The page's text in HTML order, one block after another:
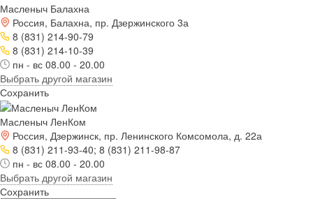
Масленыч Балахна
Россия, Балахна, пр. Дзержинского 3а
8 (831) 214-90-79
8 (831) 214-10-39
пн - вс 08.00 - 20.00
Выбрать другой магазин
Сохранить
Масленыч ЛенКом
Россия, Дзержинск, пр. Ленинского Комсомола, д. 22а
8 (831) 211-93-40; 8 (831) 211-98-87
пн - вс 08.00 - 20.00
Выбрать другой магазин
Сохранить